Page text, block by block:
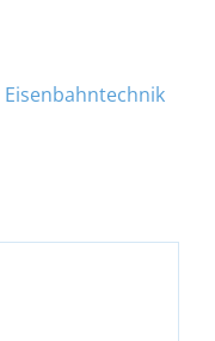
Eisenbahntechnik